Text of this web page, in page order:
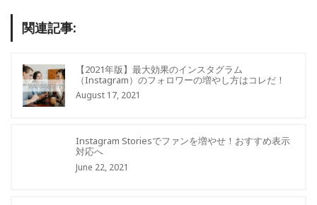
関連記事:
【2021年版】最大効果のインスタグラム
（Instagram）のフォロワーの増やし方はコレだ！
August 17, 2021
Instagram Storiesでファンを増やせ！おすすめ表示
対応へ
June 22, 2021